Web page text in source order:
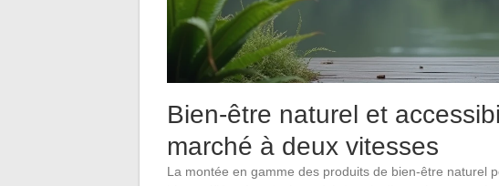
Bien-être naturel et
marché à deux vitesses
La montée en gamme des produits de bien-être naturel